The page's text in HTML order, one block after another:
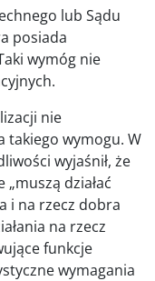
lub Sądu
posiada
wymóg nie
nie
takiego wymogu. W
wyjaśnił, że
działać
i na rzecz dobra
na rzecz
funkcje
wymagania